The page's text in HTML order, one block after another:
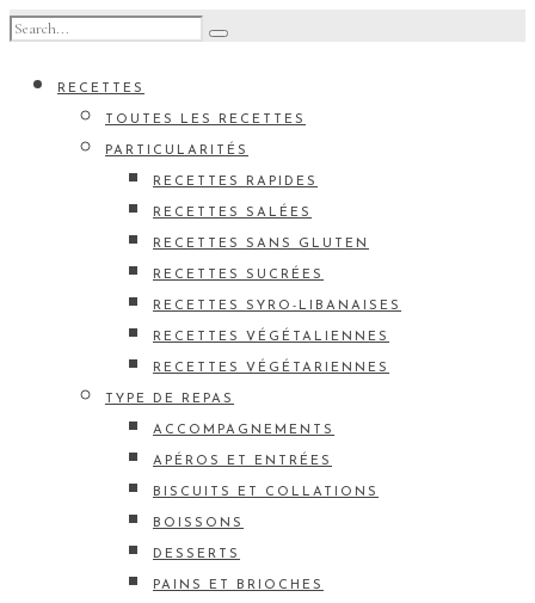
RECETTES
TOUTES LES RECETTES
PARTICULARITÉS
RECETTES RAPIDES
RECETTES SALÉES
RECETTES SANS GLUTEN
RECETTES SUCRÉES
RECETTES SYRO-LIBANAISES
RECETTES VÉGÉTALIENNES
RECETTES VÉGÉTARIENNES
TYPE DE REPAS
ACCOMPAGNEMENTS
APÉROS ET ENTRÉES
BISCUITS ET COLLATIONS
BOISSONS
DESSERTS
PAINS ET BRIOCHES